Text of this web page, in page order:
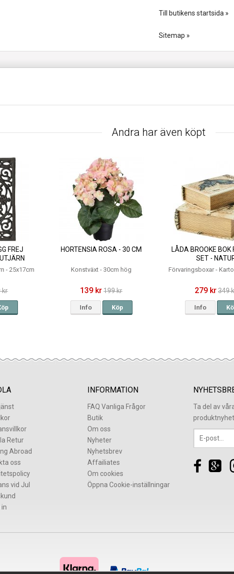
Till butikens startsida »
Sitemap »
Andra har även köpt
FREJ
- 25x17cm
kr
HORTENSIA ROSA - 30 CM
Konstväxt - 30cm hög
139 kr 199 kr
Info Köp
LÅDA BROOKE BOK
SET -
Förvaringsboxar -
279 kr349
Info
Retur
Abroad
oss
vid Jul
in
INFORMATION
FAQ Vanliga Frågor
Butik
Om oss
Nyheter
Nyhetsbrev
Affailiates
Om cookies
Öppna Cookie-inställningar
Ta del av